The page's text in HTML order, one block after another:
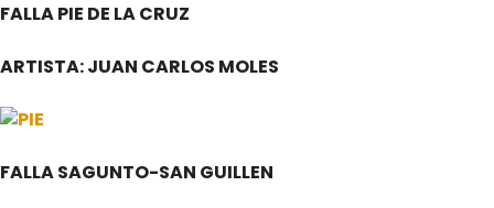
FALLA PIE DE LA CRUZ
ARTISTA: JUAN CARLOS MOLES
FALLA SAGUNTO-SAN GUILLEN